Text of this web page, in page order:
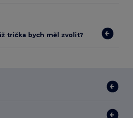
trička bych měl zvolit?